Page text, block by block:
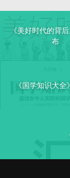
《美好时代的背
布
《国学知识大